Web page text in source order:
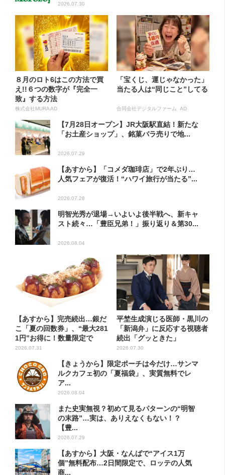
2026.07.30
８月のロト6はこの方法で買
え!!６つの数字が『完全一
致』する方法
株式会社MURA AD
「宝くじ、運じゃなかった」
当たる人は“同じこと”してる
合同会社デジタルファーム AD
【7月28日オープン】JR大阪駅直結！新たな
「お土産ショップ」、銘菓バラ売りで地...
2026.07.29
【あすから】「コメダ珈琲店」で2年ぶり…
人気フェアが復活！“ハワイ旅行が当たる”...
2026.07.28
明智光秀が退場→いよいよ後半戦へ、新キャ
スト続々…「豊臣兄弟！」振り返り＆第30...
2026.08.04
【あすから】完売続出…銀だ
こ「夏の回数券」、“最大281
1円”お得に！数量限定で
2026.07.31
平埜生成演じる医師・黒川の
「新潟弁」に反応する視聴者
続出「グッときた」
2026.07.30
【きょうから】限定ポーチは今だけ…サンマ
ルクカフェ初の「夏福袋」、実質無料でレ
ア...
2026.08.04
また史実無視？初めて見るパターンの“明智
の末路”…実は、ありえなくもない！？
【豊...
2026.07.29
【あすから】大阪・なんばで“アイス1万
個”無料配布…2日間限定で、ロッテの人気
商...